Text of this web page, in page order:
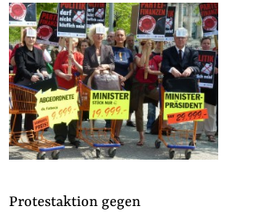
Website
FacebookMastodonBlueskyInstagram
Protestaktion gegen